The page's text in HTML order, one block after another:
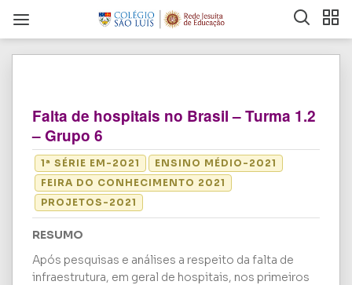
Falta de hospitais no Brasil – Turma 1.2
– Grupo 6
1ª SÉRIE EM-2021
ENSINO MÉDIO-2021
FEIRA DO CONHECIMENTO 2021
PROJETOS-2021
RESUMO
Após pesquisas e análises a respeito da falta de
infraestrutura, em geral de hospitais, nos primeiros